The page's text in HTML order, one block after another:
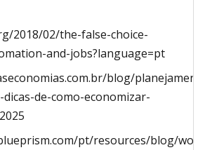
2018/02/the-false-choice-
and-jobs?language=pt
blog/
de-como-economizar-
pt/resources/blog/